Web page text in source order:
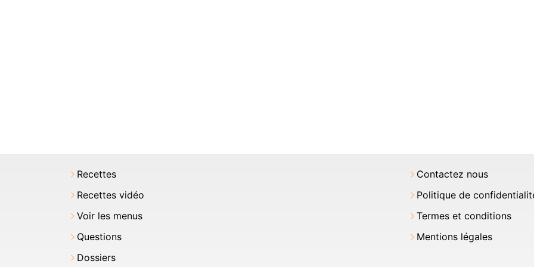
Recettes
Recettes vidéo
Voir les menus
Questions
Dossiers
Contactez nous
Politique de
Termes et conditions
Mentions légales